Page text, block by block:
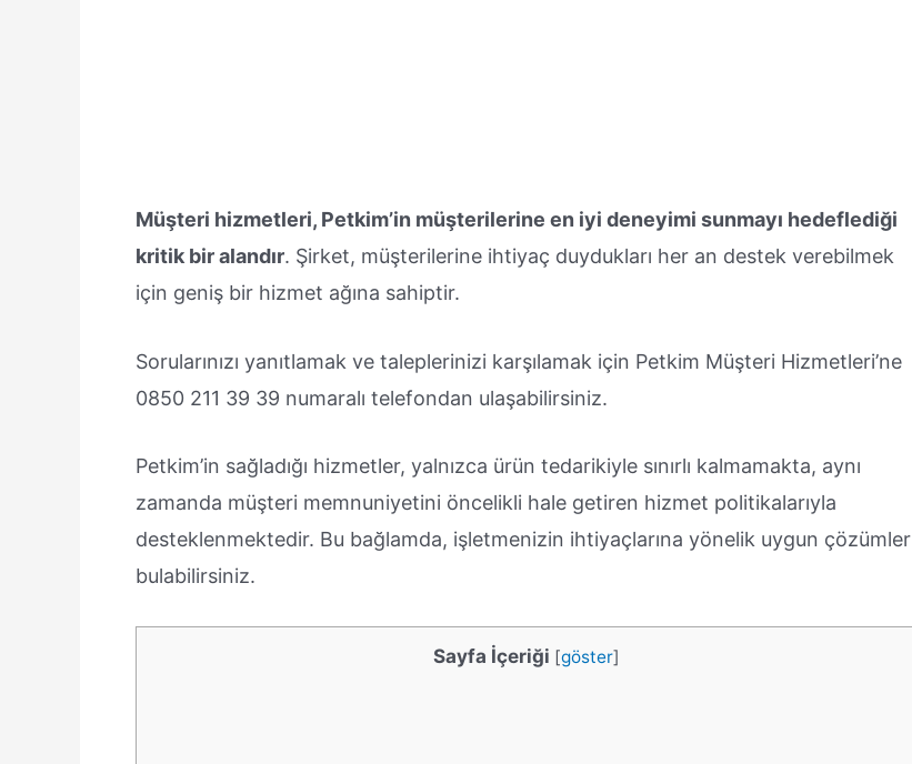
Müşteri hizmetleri, Petkim’in müşterilerine en iyi deneyimi sunmayı hedeflediği
kritik bir alandır. Şirket, müşterilerine ihtiyaç duydukları her an destek verebilmek
için geniş bir hizmet ağına sahiptir.
Sorularınızı yanıtlamak ve taleplerinizi karşılamak için Petkim Müşteri Hizmetleri’ne
0850 211 39 39 numaralı telefondan ulaşabilirsiniz.
Petkim’in sağladığı hizmetler, yalnızca ürün tedarikiyle sınırlı kalmamakta, aynı
zamanda müşteri memnuniyetini öncelikli hale getiren hizmet politikalarıyla
desteklenmektedir. Bu bağlamda, işletmenizin ihtiyaçlarına yönelik uygun çözümler
bulabilirsiniz.
Sayfa İçeriği [göster]